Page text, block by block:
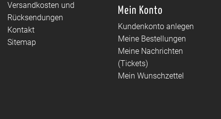
Versandkosten und
Rücksendungen
Kontakt
Sitemap
Mein Konto
Kundenkonto anlegen
Meine Bestellungen
Meine Nachrichten
(Tickets)
Mein Wunschzettel